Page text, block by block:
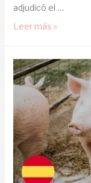
adjudicó el …
Leer más »